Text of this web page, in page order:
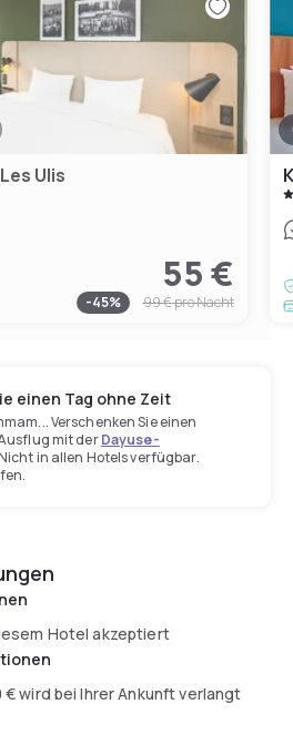
Ulis
55 €
-45% 99 €pro Nacht
einen Tag ohne Zeit
Verschenken Sie einen
mit derDayuse-
in allen Hotels verfügbar.
Hotel akzeptiert
€wird bei Ihrer Ankunft verlangt